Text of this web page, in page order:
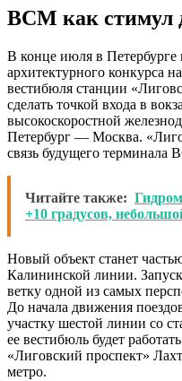
ВСМ как стимул
В конце июля в Петербурге
архитектурного конкурса
вестибюля станции
сделать точкой входа в
высокоскоростной
Петербург — Москва.
связь будущего терминала
Читайте также:
+10 градусов,
Новый объект станет
Калининской линии.
ветку одной из самых
До начала движения
участку шестой линии со
ее вестибюль будет
«Лиговский проспект»
метро.